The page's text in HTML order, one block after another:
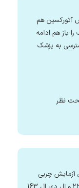
آتورکسین هم
باز هم ادامه
به پزشک
نظر
ساله هستم. 40 روز قبل آزمایش چربی